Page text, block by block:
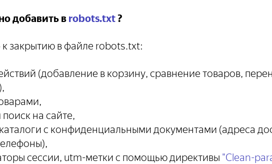
добавить вrobots.txt?
закрытию в файле robots.txt:
(добавление в корзину, сравнение товаров,
на сайте,
с конфиденциальными документами (адреса
сессии, utm-метки с помощью директивы"Clean-